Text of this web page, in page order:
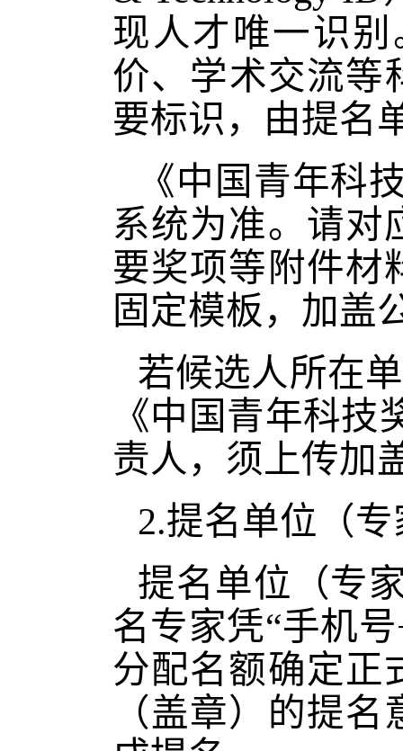
现人才唯一识
价、学术交流等
要标识，由提名
《中国青年科
系统为准。请对
要奖项等附件材
固定模板，加盖
若候选人所在
《中国青年科
责人，须上传加
2.提名单位（
提名单位（专
名专家凭“手机
分配名额确定正
（盖章）的提